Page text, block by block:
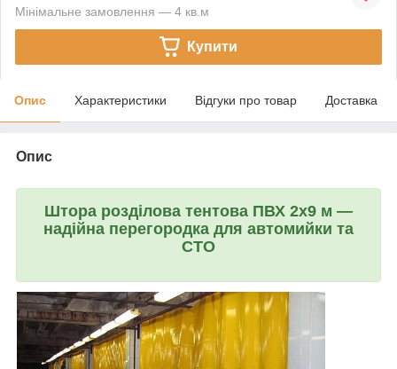
Мінімальне замовлення — 4 кв.м
Купити
Опис Характеристики Відгуки про товар Доставка
Опис
Штора розділова тентова ПВХ 2х9 м —
надійна перегородка для автомийки та
СТО